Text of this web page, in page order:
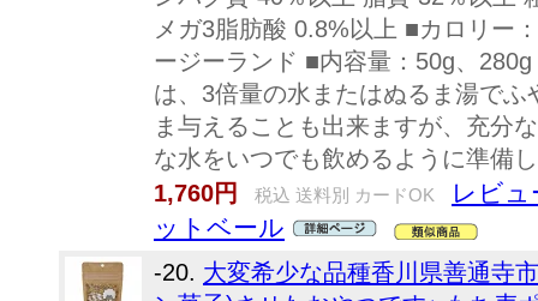
メガ3脂肪酸 0.8%以上 ■カロリー
ージーランド ■内容量：50g、
は、3倍量の水またはぬるま湯で
ま与えることも出来ますが、充分
な水をいつでも飲めるように準備
1,760円
税込 送料別 カードOK
レビュ
ットベール
-20. 大変希少な品種香川県善通寺